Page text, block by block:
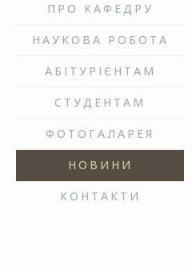
ПРО КАФЕДРУ
НАУКОВА РОБОТА
АБІТУРІЄНТАМ
СТУДЕНТАМ
ФОТОГАЛАРЕЯ
НОВИНИ
КОНТАКТИ